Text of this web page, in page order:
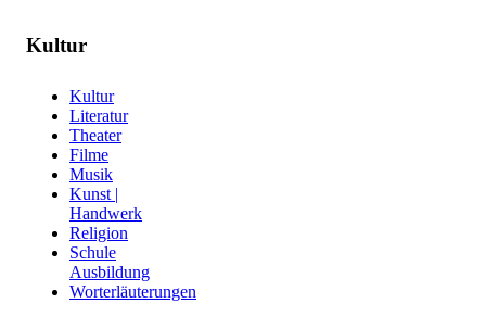
Kultur
Kultur
Literatur
Theater
Filme
Musik
Kunst |
Handwerk
Religion
Schule
Ausbildung
Worterläuterungen